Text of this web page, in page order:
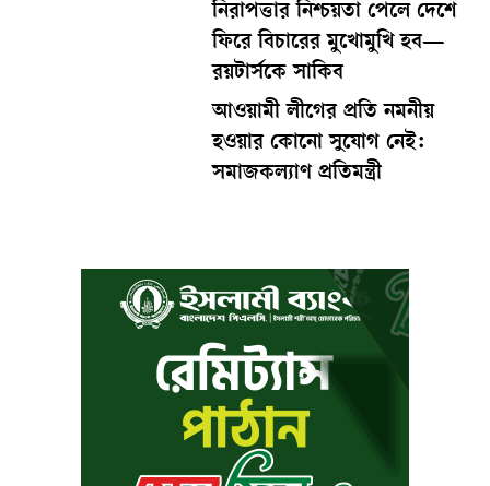
নিরাপত্তার নিশ্চয়তা পেলে দেশে
ফিরে বিচারের মুখোমুখি হব—
রয়টার্সকে সাকিব
আওয়ামী লীগের প্রতি নমনীয়
হওয়ার কোনো সুযোগ নেই:
সমাজকল্যাণ প্রতিমন্ত্রী